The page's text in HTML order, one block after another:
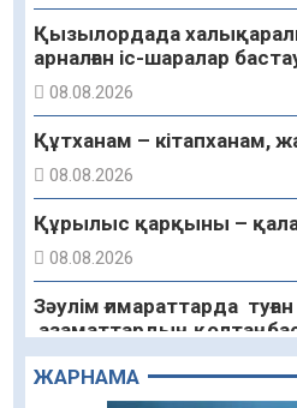
Қызылордада
арналған іс-шаралар
08.08.2026
Құтханам – кітапханам,
08.08.2026
Құрылыс қарқыны – қала
08.08.2026
Зәулім ғимараттарда
азаматтардың
08.08.2026
ЖАРНАМА